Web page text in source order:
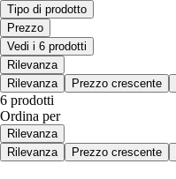
Tipo di prodotto
Prezzo
Vedi i 6 prodotti
Rilevanza
Rilevanza
Prezzo crescente
6 prodotti
Ordina per
Rilevanza
Rilevanza
Prezzo crescente